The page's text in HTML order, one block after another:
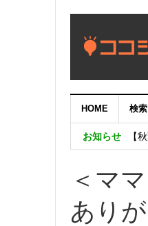
HOME 検索
お知らせ
【
【
＜マ
あり